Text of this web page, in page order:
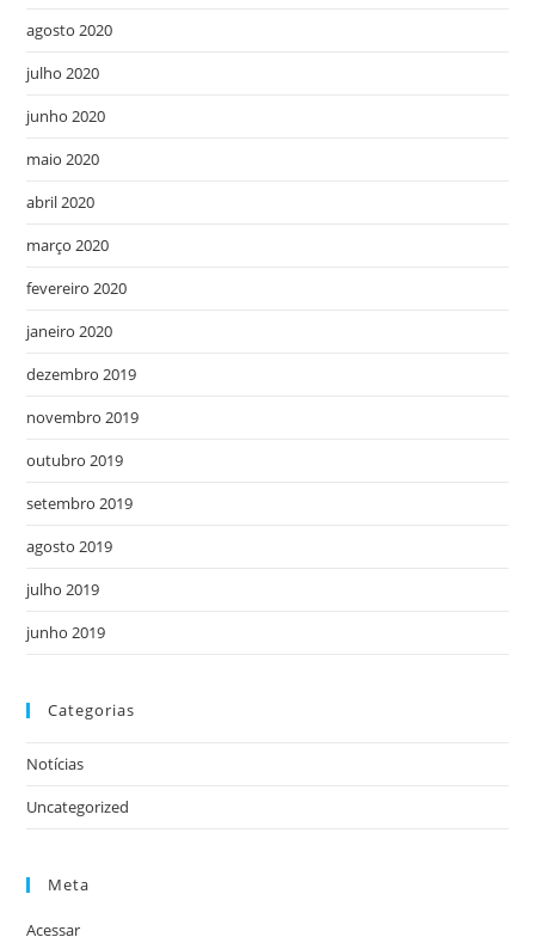
agosto 2020
julho 2020
junho 2020
maio 2020
abril 2020
março 2020
fevereiro 2020
janeiro 2020
dezembro 2019
novembro 2019
outubro 2019
setembro 2019
agosto 2019
julho 2019
junho 2019
Categorias
Notícias
Uncategorized
Meta
Acessar